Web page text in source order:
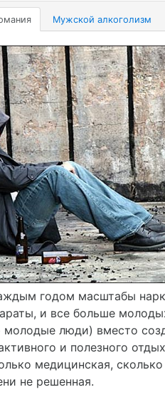
Мужской алкоголизм
годом масштабы
и все больше
люди) вместо
и полезного
медицинская,
не решенная.